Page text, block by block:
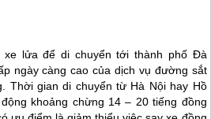
lửa để di chuyển tới thành phố Đà
ngày càng cao của dịch vụ đường sắt
Thời gian di chuyển từ Hà Nội hay Hồ
khoảng chừng 14 – 20 tiếng đồng